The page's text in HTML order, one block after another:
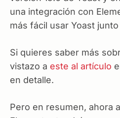
una integración con
más fácil usar Yoast
Si quieres saber más
vistazo a este al artículo
en detalle.
Pero en resumen, ahora